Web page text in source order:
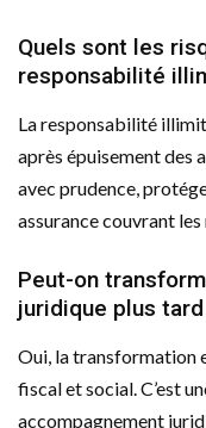
Quels sont les
responsabilité
La responsabilité
après épuisement des
avec prudence,
assurance couvrant
Peut-on
juridique plus tard
Oui, la transformation
fiscal et social. C’est
accompagnement